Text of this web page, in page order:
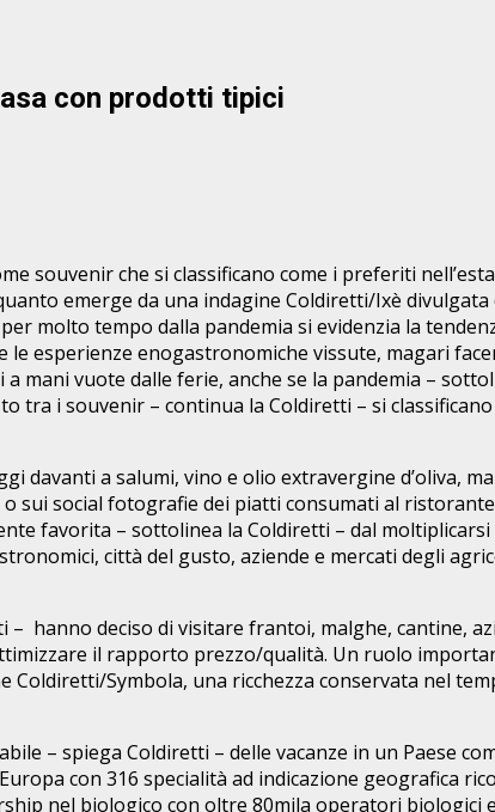
con prodotti tipici
souvenir che si classificano come i preferiti
emerge da una indagine Coldiretti/Ixè
molto tempo dalla pandemia si evidenzia la
esperienze enogastronomiche vissute, magari
mani vuote dalle ferie, anche se la pandemia –
tra i souvenir – continua la Coldiretti – si
davanti a salumi, vino e olio extravergine d’oliva,
sui social fotografie dei piatti consumati al
favorita – sottolinea la Coldiretti – dal
città del gusto, aziende e mercati degli
– hanno deciso di visitare frantoi, malghe, cantine,
il rapporto prezzo/qualità. Un ruolo
Coldiretti/Symbola, una ricchezza conservata nel
– spiega Coldiretti – delle vacanze in un Paese
con 316 specialità ad indicazione geografica
nel biologico con oltre 80mila operatori biologici